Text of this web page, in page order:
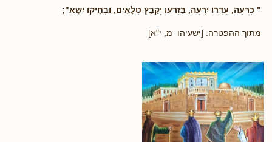
" כְּרֹעֶה, עֶדְרוֹ יִרְעֶה, בִּזְרֹעוֹ יְקַבֵּץ טְלָאִים, וּבְחֵיקוֹ יִשָּׂא";
מתוך ההפטרה: [ישעיהו מ, י"א]